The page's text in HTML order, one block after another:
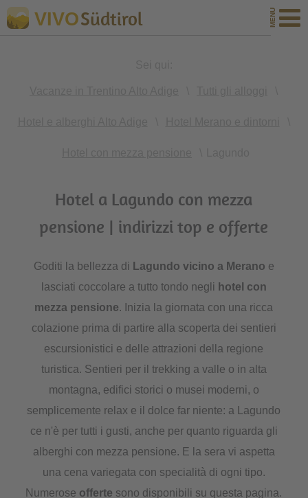
VIVOSüdtirol
Hotel a Lagundo con mezza
pensione | indirizzi top e offerte
Goditi la bellezza di Lagundo vicino a Merano e
lasciati coccolare a tutto tondo negli hotel con
mezza pensione. Inizia la giornata con una ricca
colazione prima di partire alla scoperta dei sentieri
escursionistici e delle attrazioni della regione
turistica. Sentieri per il trekking a valle o in alta
montagna, edifici storici o musei moderni, o
semplicemente relax e il dolce far niente: a Lagundo
ce n'è per tutti i gusti, anche per quanto riguarda gli
alberghi con mezza pensione. E la sera vi aspetta
una cena variegata con specialità di ogni tipo.
Numerose offerte sono disponibili su questa pagina.